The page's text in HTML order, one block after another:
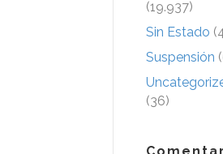
(19.937)
Sin Estado
Suspensión
(36)